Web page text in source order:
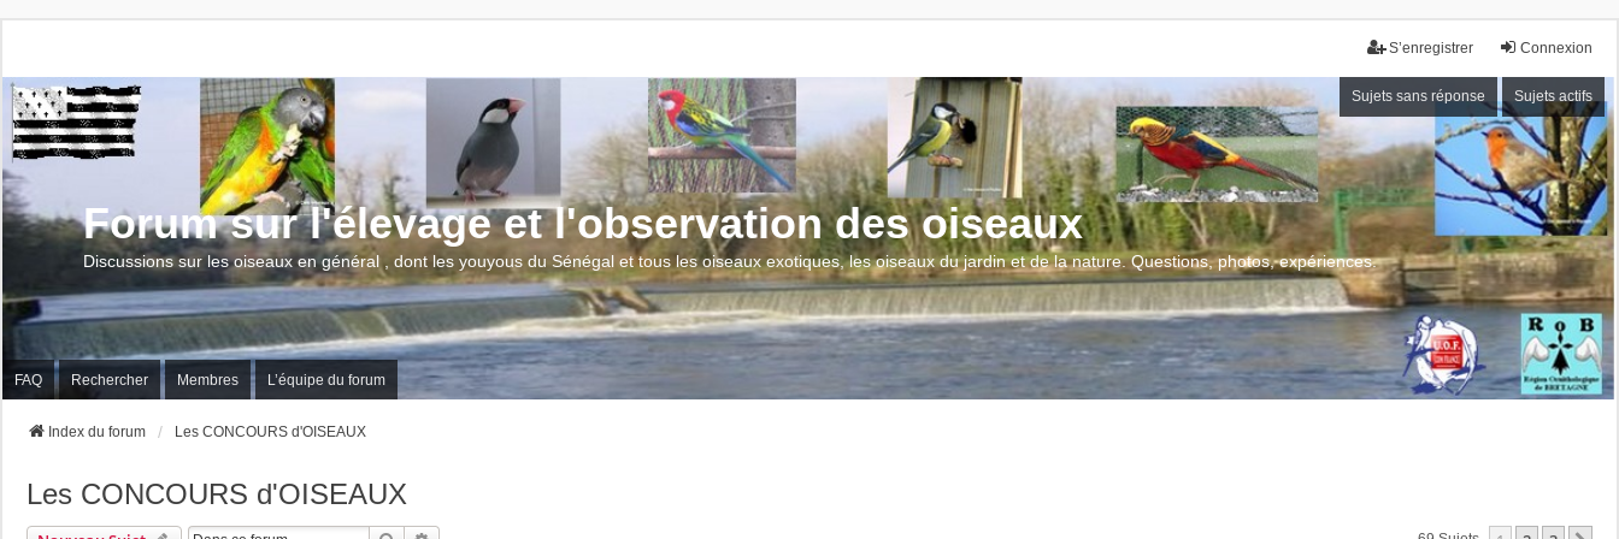
Connexion
S’enregistrer
Sujets sans réponse Sujets actifs
Forum sur l'élevage et l'observation des oiseaux
Discussions sur les oiseaux en général , dont les youyous du Sénégal et tous les oiseaux exotiques, les oiseaux du jardin et de la nature. Questions, photos, expériences.
FAQ Rechercher Membres L’équipe du forum
Index du forum Les CONCOURS d'OISEAUX
Les CONCOURS d'OISEAUX